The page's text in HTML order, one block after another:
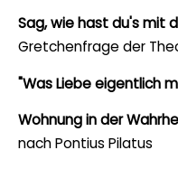
Sag, wie hast du's mit
Gretchenfrage der
"Was Liebe eigentlich
Wohnung in der
nach Pontius Pilatus